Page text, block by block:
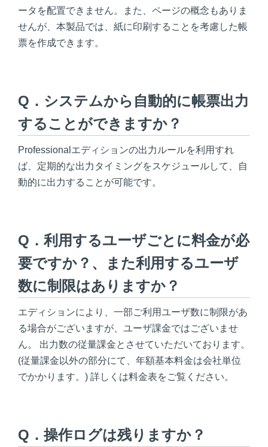
ータを配置できません。また、ページの概念もありま
せんが、本製品では、紙に印刷することを考慮した帳
票を作成できます。
Q．システムから自動的に帳票出力
することができますか？
Professionalエディションの出力ルールを利用すれ
ば、定期的な出力タイミングをスケジュールして、自
動的に出力することが可能です。
Q．利用するユーザごとに料金が必
要ですか？、また利用するユーザ
数に制限はありますか？
エディションにより、一部ご利用ユーザ数に制限があ
る場合がございますが、ユーザ課金ではございませ
ん。 出力数の従量課金とさせていただいております。
(従量課金以外の部分にて、年額基本料金は会社単位
でかかります。) 詳しくは料金表をご覧ください。
Q．操作ログは残りますか？